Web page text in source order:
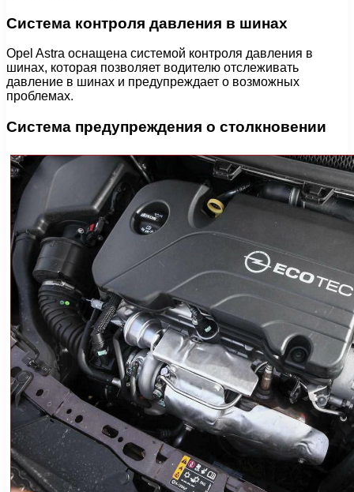
Система контроля давления в шинах
Opel Astra оснащена системой контроля давления в
шинах, которая позволяет водителю отслеживать
давление в шинах и предупреждает о возможных
проблемах.
Система предупреждения о столкновении